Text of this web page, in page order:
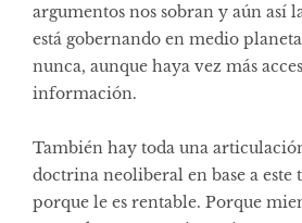
argumentos nos sobran y aún así
está gobernando en medio
nunca, aunque haya vez más
información.
También hay toda una
doctrina neoliberal en base a este
porque le es rentable. Porque